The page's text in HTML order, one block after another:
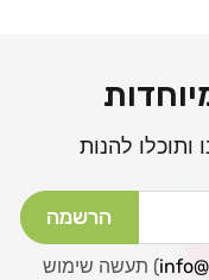
ותוכלו להנות
הרשמה
) תעשה שימוש